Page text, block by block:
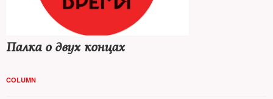
Палка о двух концах
COLUMN